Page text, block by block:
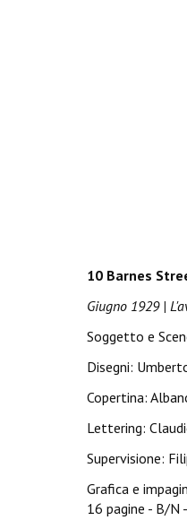
10 Barnes
Giugno 1929 |
Soggetto e
Disegni:
Copertina:
Lettering:
Supervisione:
Grafica e
16 pagine - B/N